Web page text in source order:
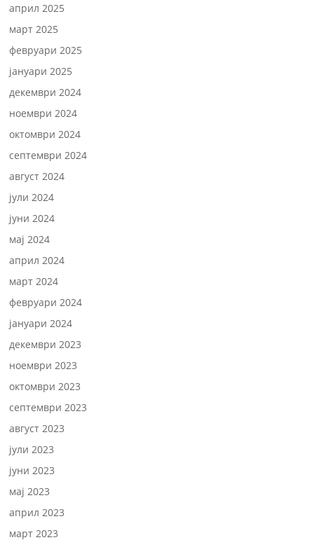
април 2025
март 2025
февруари 2025
јануари 2025
декември 2024
ноември 2024
октомври 2024
септември 2024
август 2024
јули 2024
јуни 2024
мај 2024
април 2024
март 2024
февруари 2024
јануари 2024
декември 2023
ноември 2023
октомври 2023
септември 2023
август 2023
јули 2023
јуни 2023
мај 2023
април 2023
март 2023